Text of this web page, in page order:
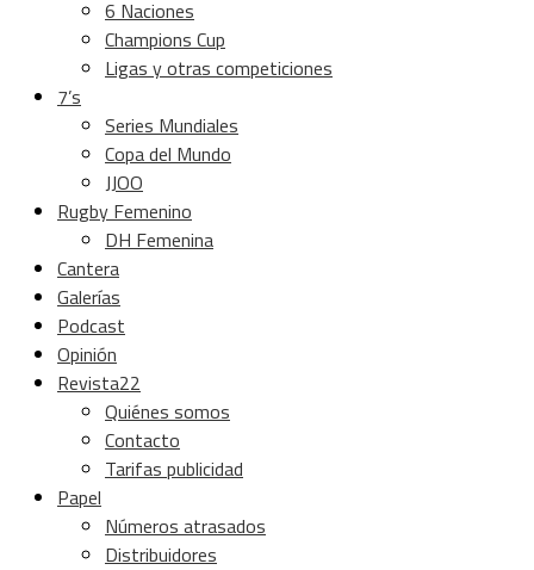
6 Naciones
Champions Cup
Ligas y otras competiciones
7’s
Series Mundiales
Copa del Mundo
JJOO
Rugby Femenino
DH Femenina
Cantera
Galerías
Podcast
Opinión
Revista22
Quiénes somos
Contacto
Tarifas publicidad
Papel
Números atrasados
Distribuidores